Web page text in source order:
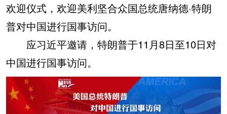
欢迎仪式，欢迎美利坚合众国总统唐纳德·特朗
普对中国进行国事访问。
应习近平邀请，特朗普于11月8日至10日对
中国进行国事访问。